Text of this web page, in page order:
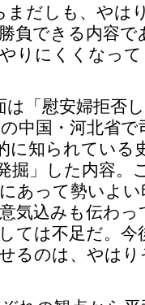
まだしも、やは
負できる内容
りにくくなっ
は「慰安婦拒否
中国・河北省
に知られてい
掘」した内容。
あって勢いよ
気込みも伝わ
ては不足だ。今
るのは、やは